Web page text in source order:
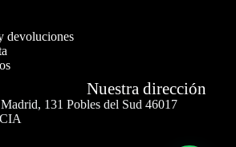
devoluciones
Nuestra dirección
131 Pobles del Sud 46017